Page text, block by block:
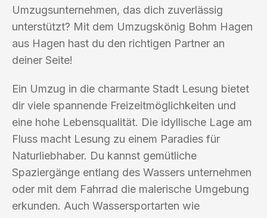
Umzugsunternehmen, das dich zuverlässig
unterstützt? Mit dem Umzugskönig Bohm Hagen
aus Hagen hast du den richtigen Partner an
deiner Seite!
Ein Umzug in die charmante Stadt Lesung bietet
dir viele spannende Freizeitmöglichkeiten und
eine hohe Lebensqualität. Die idyllische Lage am
Fluss macht Lesung zu einem Paradies für
Naturliebhaber. Du kannst gemütliche
Spaziergänge entlang des Wassers unternehmen
oder mit dem Fahrrad die malerische Umgebung
erkunden. Auch Wassersportarten wie